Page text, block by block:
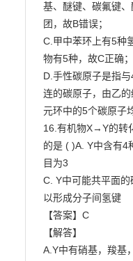
基、醚键、碳氟键
团，故B错误；
C.甲中苯环上有5种
物有5种，故C正确；
D.手性碳原子是指
连的碳原子，由乙
元环中的5个碳原子
16.有机物X→Y的转
的是 ( )A. Y中含有4
目为3
C. Y中可能共平面
以形成分子间氢键
【答案】C
【解答】
A.Y中有硝基，羧基